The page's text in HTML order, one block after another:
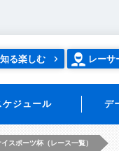
知る楽しむ レーサ
ケジュール デ
スポーツ杯（レース一覧）